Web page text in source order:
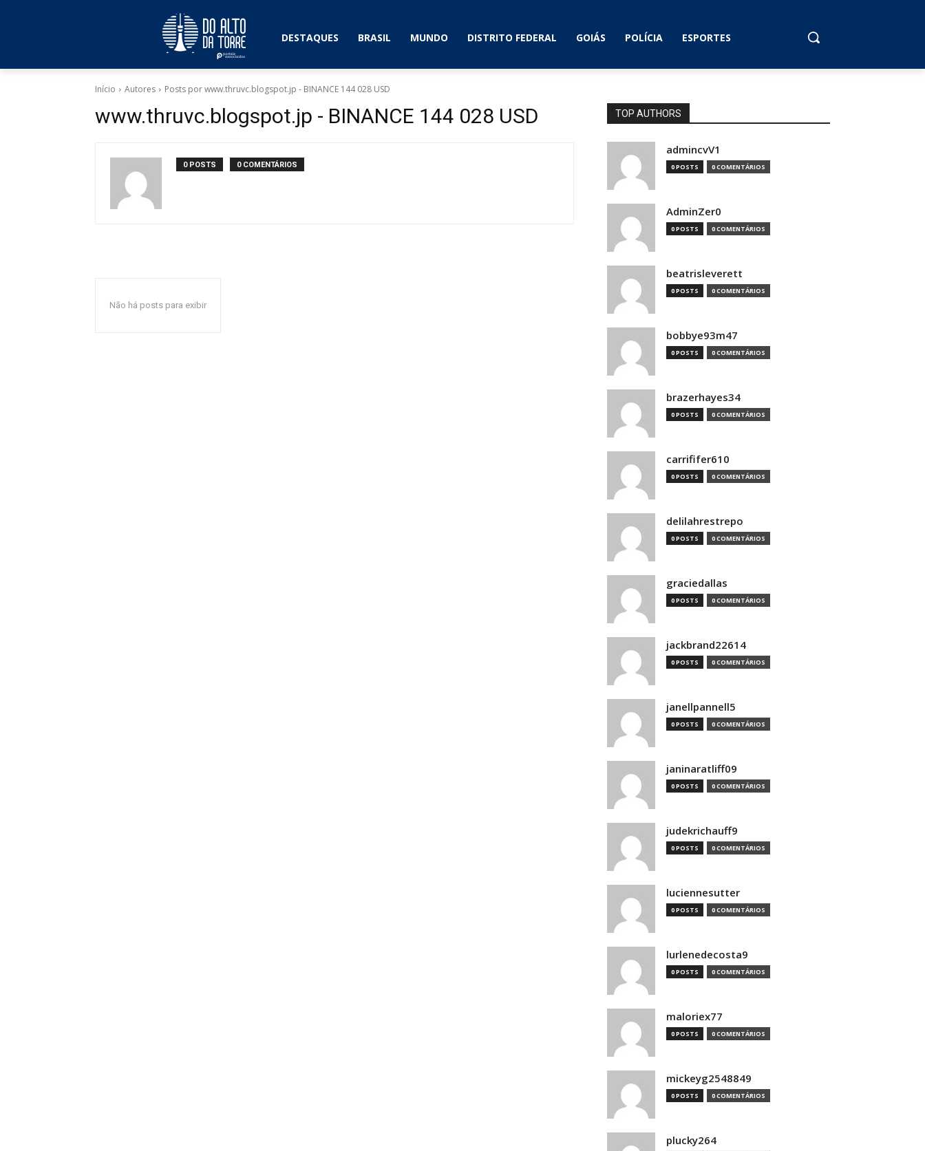
DESTAQUES BRASIL MUNDO DISTRITO FEDERAL GOIÁS POLÍCIA ESPORTES
Início Autores Posts por www.thruvc.blogspot.jp - BINANCE 144 028 USD
www.thruvc.blogspot.jp - BINANCE 144 028 USD
0 POSTS 0 COMENTÁRIOS
Não há posts para exibir
TOP AUTHORS
admincvV1
0 POSTS 0 COMENTÁRIOS
AdminZer0
0 POSTS 0 COMENTÁRIOS
beatrisleverett
0 POSTS 0 COMENTÁRIOS
bobbye93m47
0 POSTS 0 COMENTÁRIOS
brazerhayes34
0 POSTS 0 COMENTÁRIOS
carrififer610
0 POSTS 0 COMENTÁRIOS
delilahrestrepo
0 POSTS 0 COMENTÁRIOS
graciedallas
0 POSTS 0 COMENTÁRIOS
jackbrand22614
0 POSTS 0 COMENTÁRIOS
janellpannell5
0 POSTS 0 COMENTÁRIOS
janinaratliff09
0 POSTS 0 COMENTÁRIOS
judekrichauff9
0 POSTS 0 COMENTÁRIOS
luciennesutter
0 POSTS 0 COMENTÁRIOS
lurlenedecosta9
0 POSTS 0 COMENTÁRIOS
maloriex77
0 POSTS 0 COMENTÁRIOS
mickeyg2548849
0 POSTS 0 COMENTÁRIOS
plucky264